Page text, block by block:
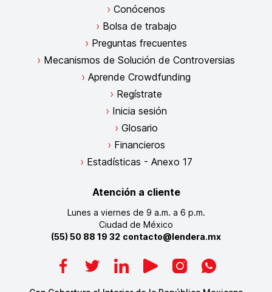
Conócenos
Bolsa de trabajo
Preguntas frecuentes
Mecanismos de Solución de Controversias
Aprende Crowdfunding
Regístrate
Inicia sesión
Glosario
Financieros
Estadísticas - Anexo 17
Atención a cliente
Lunes a viernes de 9 a.m. a 6 p.m.
Ciudad de México
(55) 50 88 19 32 contacto@lendera.mx